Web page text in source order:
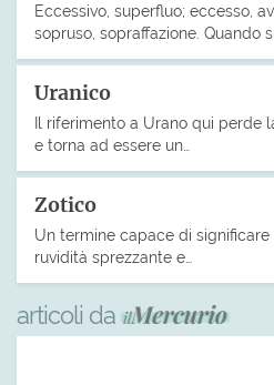
Eccessivo, superfluo; eccesso,
sopruso, sopraffazione. Quando si…
Uranico
Il riferimento a Urano qui perde
e torna ad essere un…
Zotico
Un termine capace di significare
ruvidità sprezzante e…
articoli da